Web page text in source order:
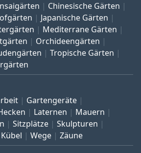
Chinesische Gärten
Japanische Gärten
Mediterrane Gärten
Orchideengärten
Tropische Gärten
Gartengeräte
Laternen
Mauern
Sitzplätze
Skulpturen
Wege Zäune